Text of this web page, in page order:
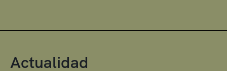
Actualidad